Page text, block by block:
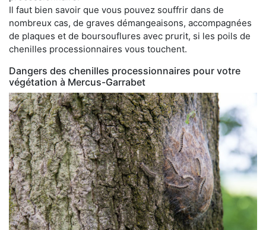
Il faut bien savoir que vous pouvez souffrir dans de
nombreux cas, de graves démangeaisons, accompagnées
de plaques et de boursouflures avec prurit, si les poils de
chenilles processionnaires vous touchent.
Dangers des chenilles processionnaires pour votre
végétation à Mercus-Garrabet